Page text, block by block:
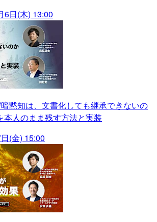
6日(木) 13:00
暗黙知は、文書化しても継承できないの
本人のまま残す方法と実装
(金) 15:00